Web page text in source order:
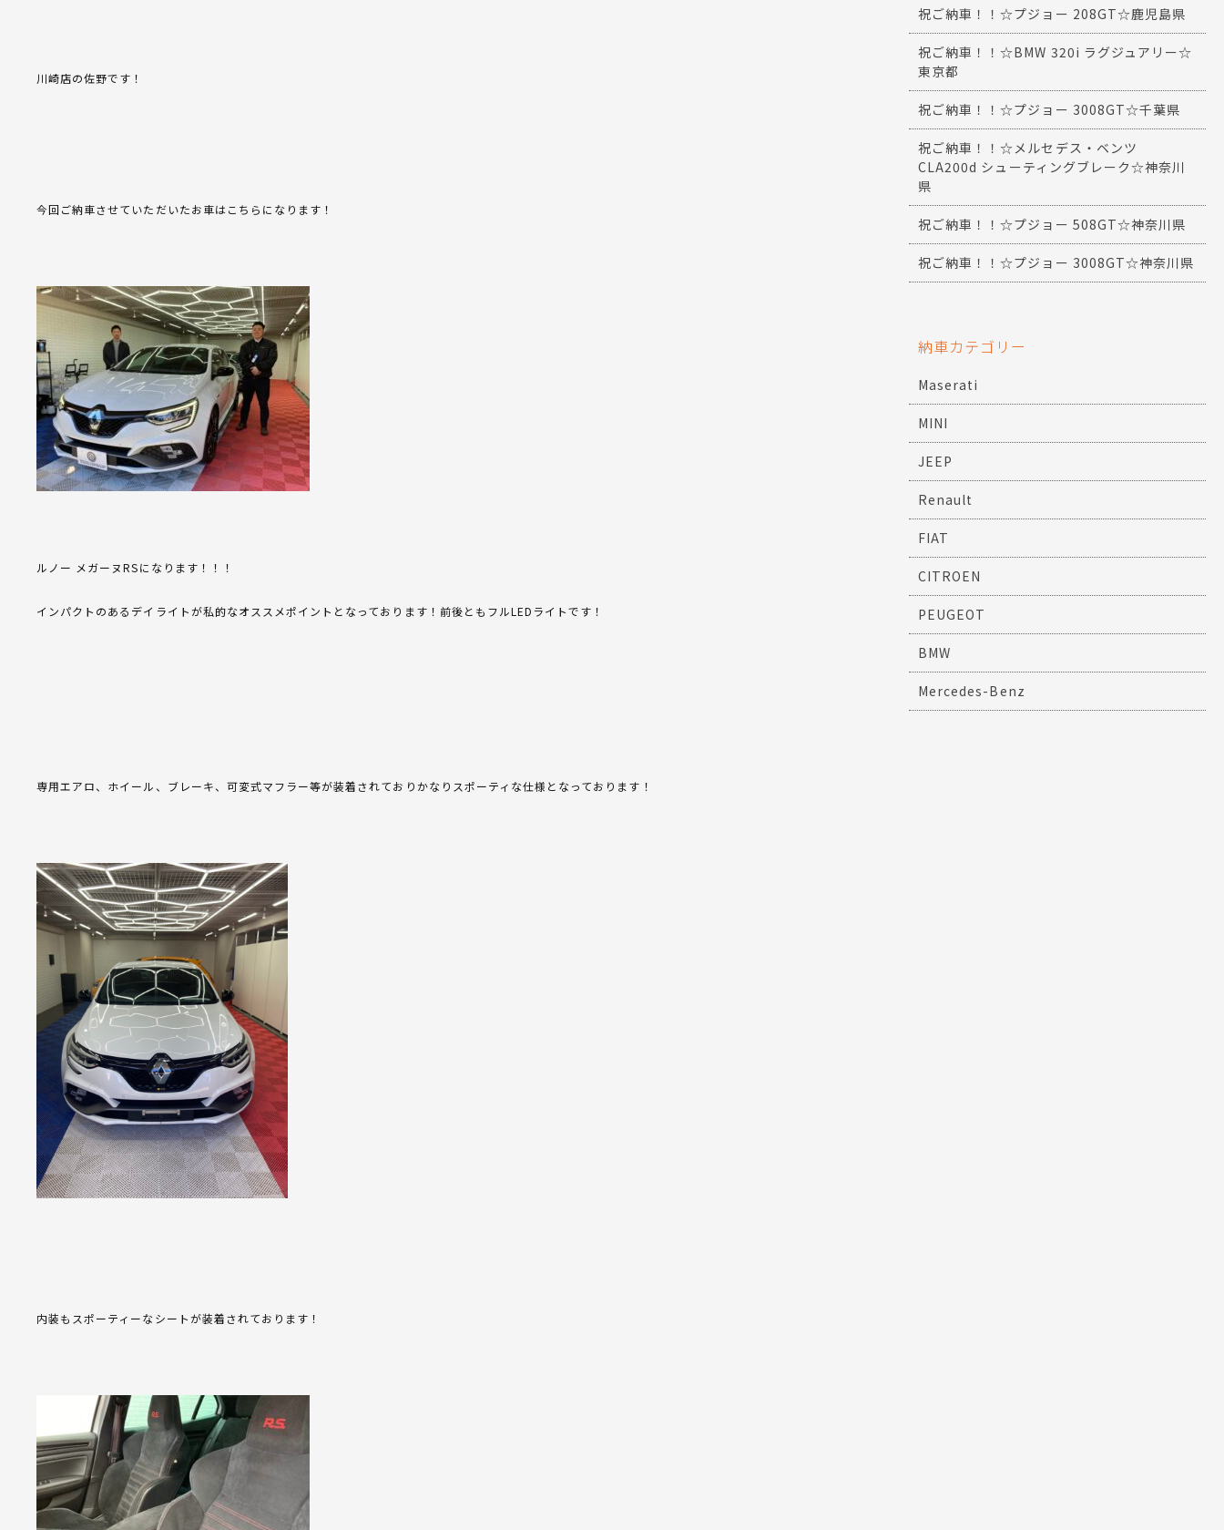
川崎店の佐野です！
今回ご納車させていただいたお車はこちらになります！
ルノー メガーヌRSになります！！！
インパクトのあるデイライトが私的なオススメポイントとなっております！前後ともフルLEDライトです！
専用エアロ、ホイール、ブレーキ、可変式マフラー等が装着されておりかなりスポーティな仕様となっております！
内装もスポーティーなシートが装着されております！
祝ご納車！！☆プジョー 208GT☆鹿児島県
祝ご納車！！☆BMW 320i ラグジュアリー☆
東京都
祝ご納車！！☆プジョー 3008GT☆千葉県
祝ご納車！！☆メルセデス・ベンツ
CLA200d シューティングブレーク☆神奈川
県
祝ご納車！！☆プジョー 508GT☆神奈川県
祝ご納車！！☆プジョー 3008GT☆神奈川県
納車カテゴリー
Maserati
MINI
JEEP
Renault
FIAT
CITROEN
PEUGEOT
BMW
Mercedes-Benz